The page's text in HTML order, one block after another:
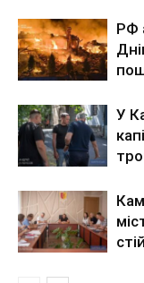
РФ
У